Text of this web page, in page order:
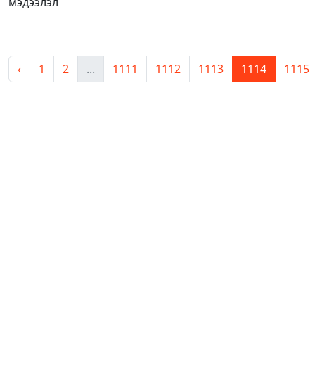
‹ 1 2 ... 1111 1112 1113 1114 1115